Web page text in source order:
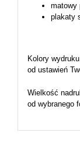
matowy
plakaty
Kolory
od ustawień
Wielkość
od wybranego